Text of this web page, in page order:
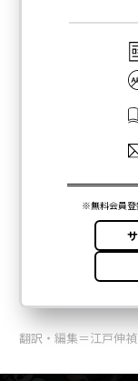
翻訳・編集＝江戸伸禎